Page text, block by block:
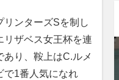
リンターズSを制し
リザベス女王杯を連
り、鞍上はC.ルメ
で1番人気になれ